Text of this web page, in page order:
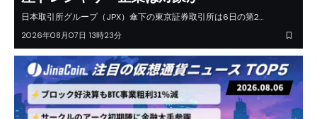
日本取引所グループ（JPX）傘下の東京証券取引所は6日の第2…
2026年08月07日 13時23分